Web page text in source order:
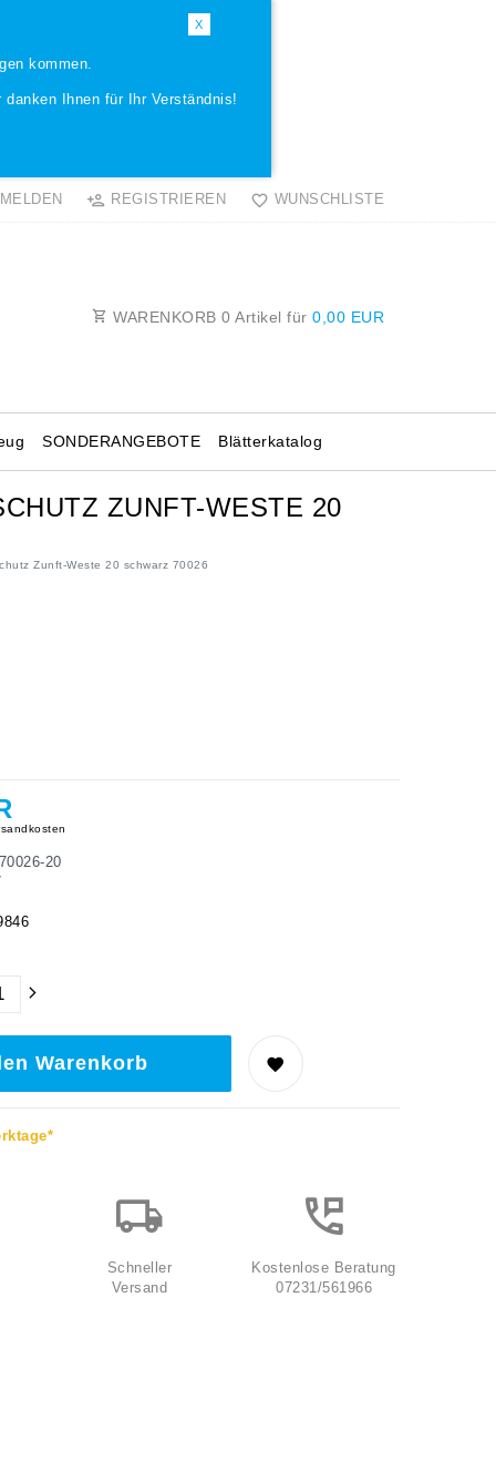
X
kommen.
danken Ihnen für Ihr Verständnis!
REGISTRIEREN WUNSCHLISTE
WARENKORB 0 Artikel für 0,00 EUR
Blätterkatalog
SONDERANGEBOTE
ZUNFT-WESTE 20
Zunft-Weste 20 schwarz 70026
70026-20
Warenkorb
Schneller
Versand
Kostenlose Beratung
07231/561966